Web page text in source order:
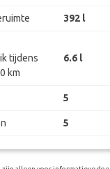
392 l
tijdens
km
6.6 l
5
5